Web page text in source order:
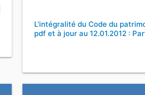
L'intégralité du Code du
pdf et à jour au 12.01.2012 :